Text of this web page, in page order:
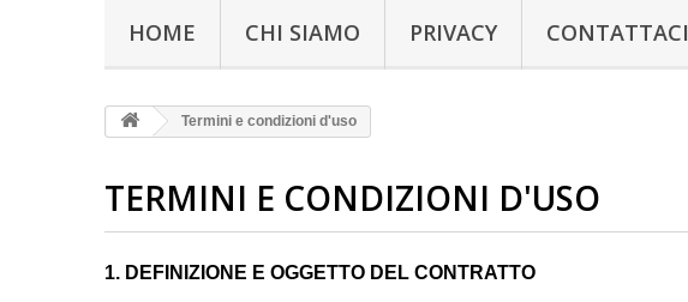
HOME CHI SIAMO PRIVACY CONTATTACI
Termini e condizioni d'uso
TERMINI E CONDIZIONI D'USO
1. DEFINIZIONE E OGGETTO DEL CONTRATTO